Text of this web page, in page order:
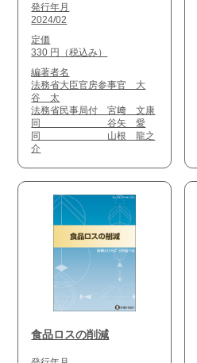
発行年月
2024/02
定価
330 円（税込み）
編著者名
法務省大臣官房参事官 大
谷 太
法務省民事局付 宮﨑 文康
同 谷矢 愛
同 山根 龍之
介
食品ロスの削減